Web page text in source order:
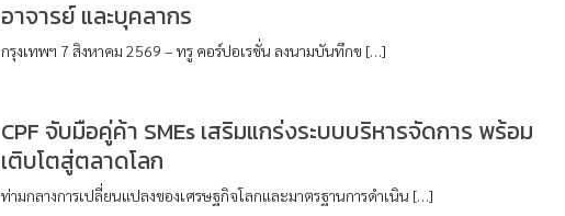
อาจารย์ และบุคลากร
กรุงเทพฯ 7 สิงหาคม 2569 – ทรู คอร์ปอเรชั่น ลงนามบันทึกข […]
CPF จับมือคู่ค้า SMEs เสริมแกร่งระบบบริหารจัดการ พร้อม
เติบโตสู่ตลาดโลก
ท่ามกลางการเปลี่ยนแปลงของเศรษฐกิจโลกและมาตรฐานการดำเนิน […]